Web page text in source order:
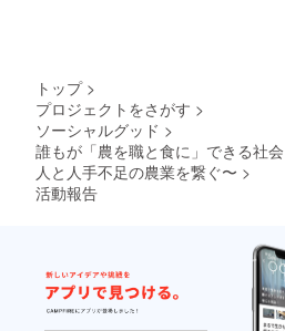
トップ >
プロジェクトをさがす >
ソーシャルグッド >
誰もが「農を職と食に」できる社
人と人手不足の農業を繋ぐ〜 >
活動報告